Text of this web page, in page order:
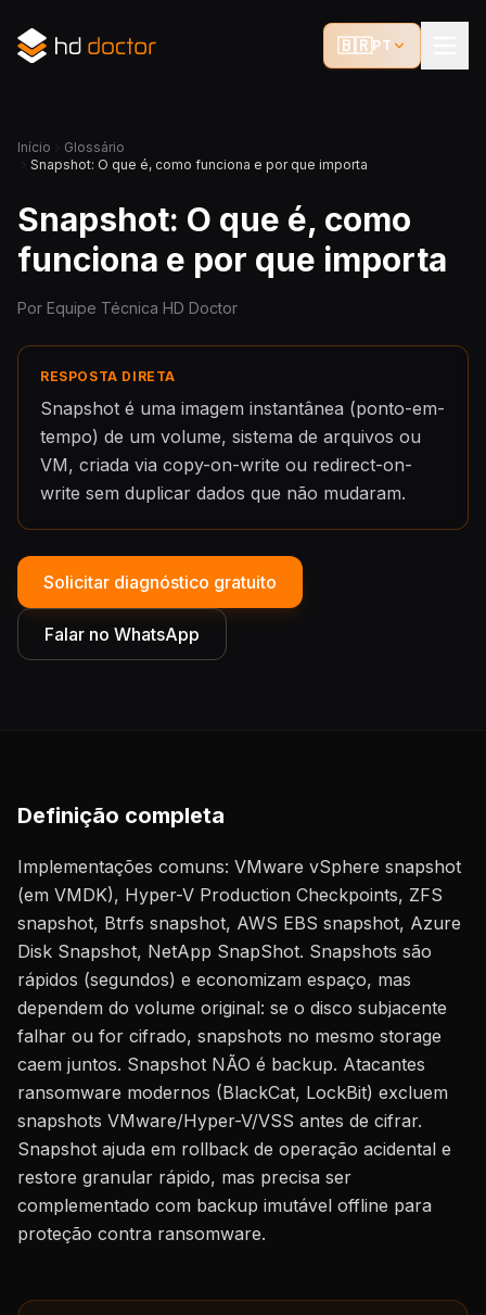
🇧🇷 PT
Início
Glossário
Snapshot: O que é, como funciona e por que importa
Snapshot: O que é, como
funciona e por que importa
Por Equipe Técnica HD Doctor
RESPOSTA DIRETA
Snapshot é uma imagem instantânea (ponto-em-
tempo) de um volume, sistema de arquivos ou
VM, criada via copy-on-write ou redirect-on-
write sem duplicar dados que não mudaram.
Solicitar diagnóstico gratuito
Falar no WhatsApp
Definição completa
Implementações comuns: VMware vSphere snapshot
(em VMDK), Hyper-V Production Checkpoints, ZFS
snapshot, Btrfs snapshot, AWS EBS snapshot, Azure
Disk Snapshot, NetApp SnapShot. Snapshots são
rápidos (segundos) e economizam espaço, mas
dependem do volume original: se o disco subjacente
falhar ou for cifrado, snapshots no mesmo storage
caem juntos. Snapshot NÃO é backup. Atacantes
ransomware modernos (BlackCat, LockBit) excluem
snapshots VMware/Hyper-V/VSS antes de cifrar.
Snapshot ajuda em rollback de operação acidental e
restore granular rápido, mas precisa ser
complementado com backup imutável offline para
proteção contra ransomware.